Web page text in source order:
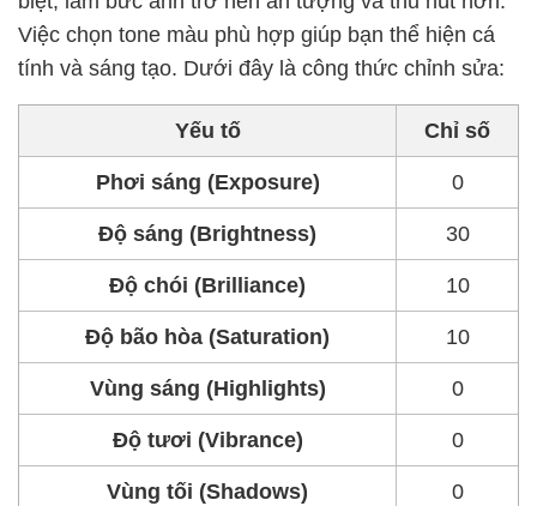
Việc chọn tone màu phù hợp giúp bạn thể hiện cá
tính và sáng tạo. Dưới đây là công thức chỉnh sửa:
Yếu tố Chỉ số
Phơi sáng (Exposure) 0
Độ sáng (Brightness) 30
Độ chói (Brilliance) 10
Độ bão hòa (Saturation) 10
Vùng sáng (Highlights) 0
Độ tươi (Vibrance) 0
Vùng tối (Shadows) 0